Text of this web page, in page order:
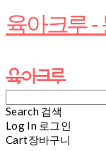
육아크루 -
Search 검색
Log In 로그인
Cart장바구니